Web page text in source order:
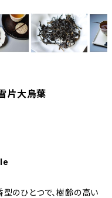
片大烏葉
のひとつで、樹齢の高い